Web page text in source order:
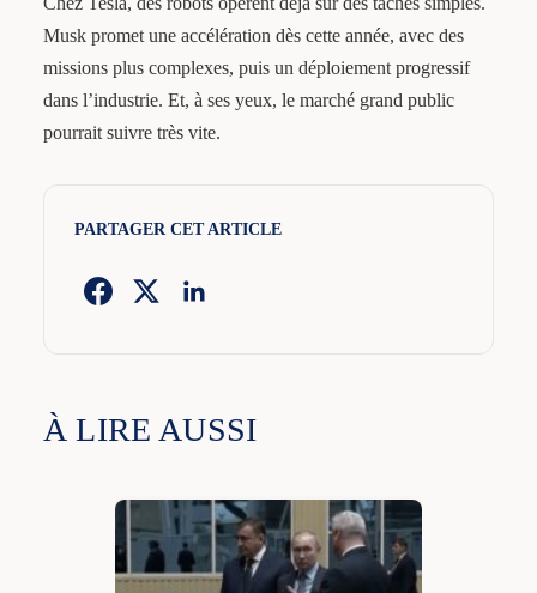
Musk promet une accélération dès cette année, avec des
missions plus complexes, puis un déploiement progressif
dans l’industrie. Et, à ses yeux, le marché grand public
pourrait suivre très vite.
PARTAGER CET ARTICLE
À LIRE AUSSI